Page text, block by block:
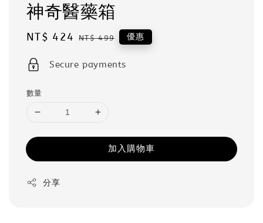
神奇醫藥箱
Sale
NT$ 424 Regular
NT$ 499 優惠
Secure payments
數量
加入購物車
分享